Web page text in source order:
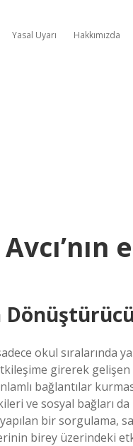
Yasal Uyarı Hakkımızda
okul sıralarında
girerek
bağlantılar
ve sosyal bağları
bir sorgulama,
birey üzerindeki